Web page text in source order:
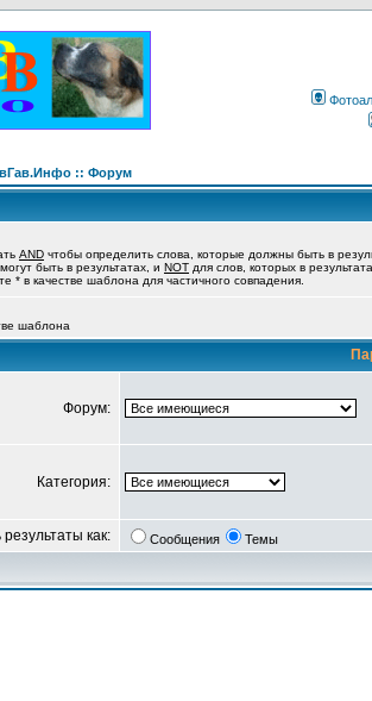
:: Форум
AND чтобы определить слова, которые должны быть в
быть в результатах, и NOT для слов, которых в
* в качестве шаблона для частичного совпадения.
шаблона
Форум:
Категория:
как: Сообщения Темы